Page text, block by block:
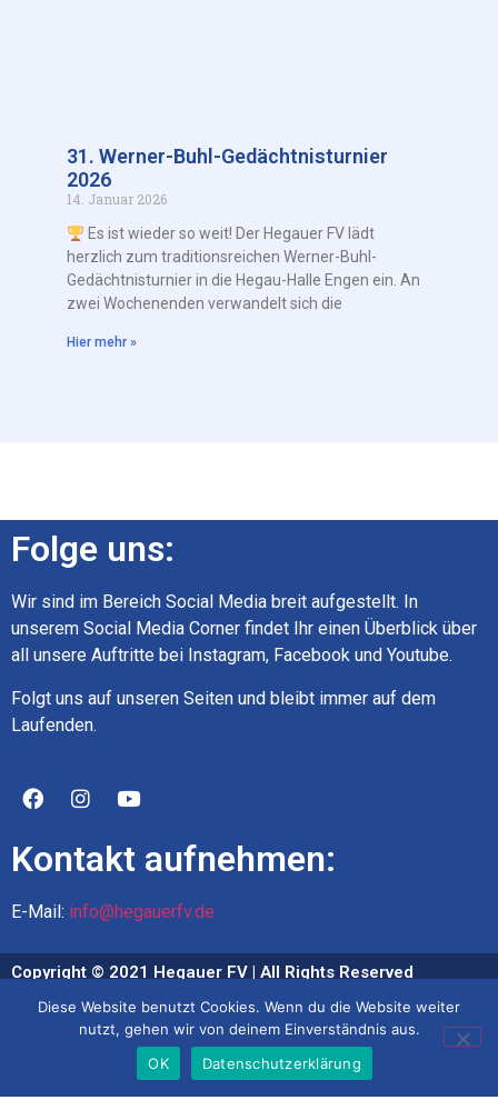
31. Werner-Buhl-Gedächtnisturnier
2026
14. Januar 2026
Es ist wieder so weit! Der Hegauer FV lädt
herzlich zum traditionsreichen Werner-Buhl-
Gedächtnisturnier in die Hegau-Halle Engen ein. An
zwei Wochenenden verwandelt sich die
Hier mehr »
Folge uns:
Wir sind im Bereich Social Media breit aufgestellt. In
unserem Social Media Corner findet Ihr einen Überblick über
all unsere Auftritte bei Instagram, Facebook und Youtube.
Folgt uns auf unseren Seiten und bleibt immer auf dem
Laufenden.
Kontakt aufnehmen:
E-Mail: info@hegauerfv.de
Copyright © 2021 Hegauer FV | All Rights Reserved
Impressum
Datenschutz
Diese Website benutzt Cookies. Wenn du die Website weiter
nutzt, gehen wir von deinem Einverständnis aus.
OK
Datenschutzerklärung